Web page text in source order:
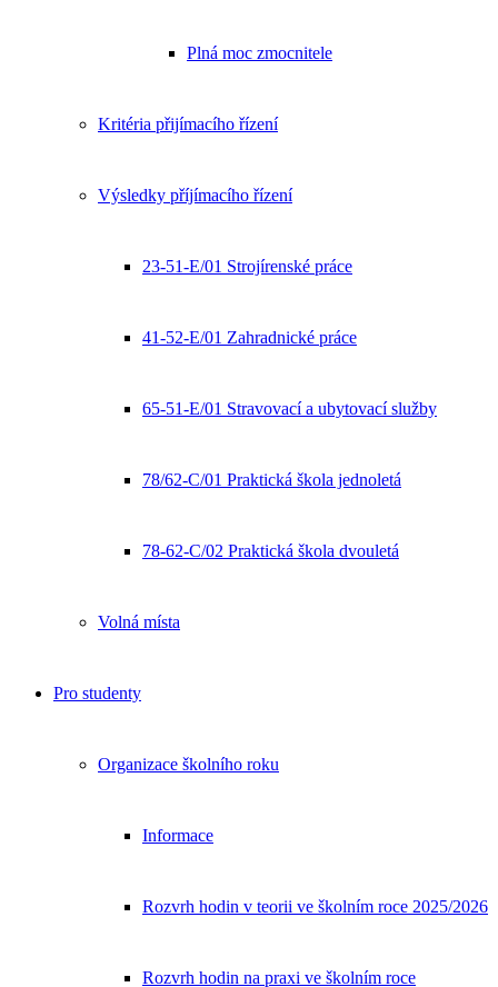
Plná moc zmocnitele
Kritéria přijímacího řízení
Výsledky příjímacího řízení
23-51-E/01 Strojírenské práce
41-52-E/01 Zahradnické práce
65-51-E/01 Stravovací a ubytovací služby
78/62-C/01 Praktická škola jednoletá
78-62-C/02 Praktická škola dvouletá
Volná místa
Pro studenty
Organizace školního roku
Informace
Rozvrh hodin v teorii ve školním roce 2025/2026
Rozvrh hodin na praxi ve školním roce